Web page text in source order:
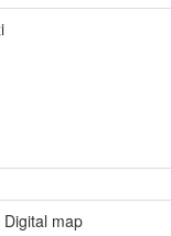
Digital map